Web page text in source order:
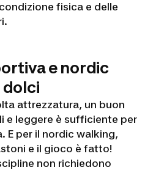
fisica e delle
e nordic
attrezzatura, un buon
e leggere è sufficiente per
E per il nordic walking,
e il gioco è fatto!
non richiedono